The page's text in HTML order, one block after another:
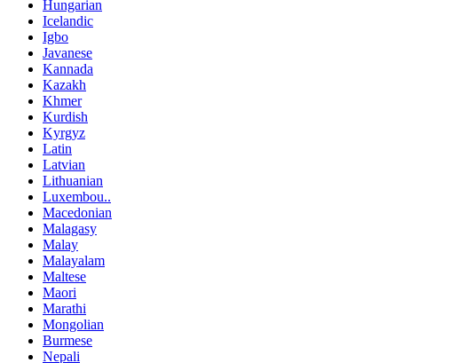
Hungarian
Icelandic
Igbo
Javanese
Kannada
Kazakh
Khmer
Kurdish
Kyrgyz
Latin
Latvian
Lithuanian
Luxembou..
Macedonian
Malagasy
Malay
Malayalam
Maltese
Maori
Marathi
Mongolian
Burmese
Nepali